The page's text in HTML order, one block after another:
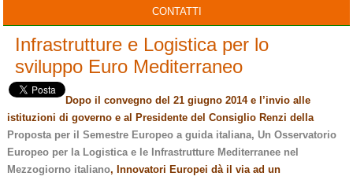
CONTATTI
Infrastrutture e Logistica per lo
sviluppo Euro Mediterraneo
Dopo il convegno del 21 giugno 2014 e l’invio alle
istituzioni di governo e al Presidente del Consiglio Renzi della
Proposta per il Semestre Europeo a guida italiana, Un Osservatorio
Europeo per la Logistica e le Infrastrutture Mediterranee nel
Mezzogiorno italiano, Innovatori Europei dà il via ad un